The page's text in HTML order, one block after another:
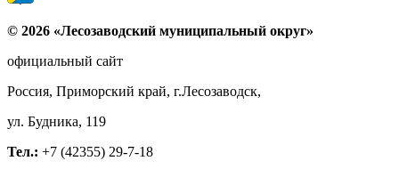
© 2026 «Лесозаводский муниципальный округ»
официальный сайт
Россия, Приморский край, г.Лесозаводск,
ул. Будника, 119
Тел.: +7 (42355) 29-7-18